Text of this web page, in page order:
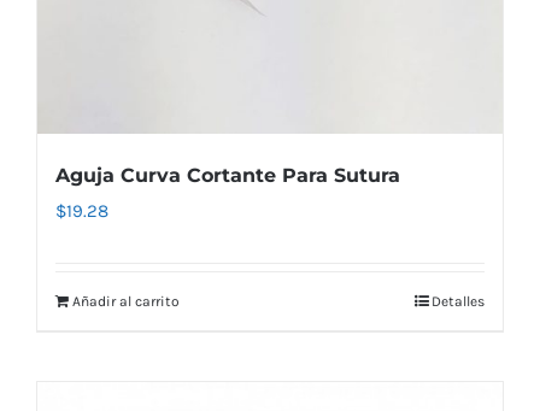
Aguja Curva Cortante Para Sutura
$19.28
Añadir al carrito Detalles